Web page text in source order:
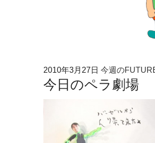
2010年3月27日 今週の
今日のペラ劇場